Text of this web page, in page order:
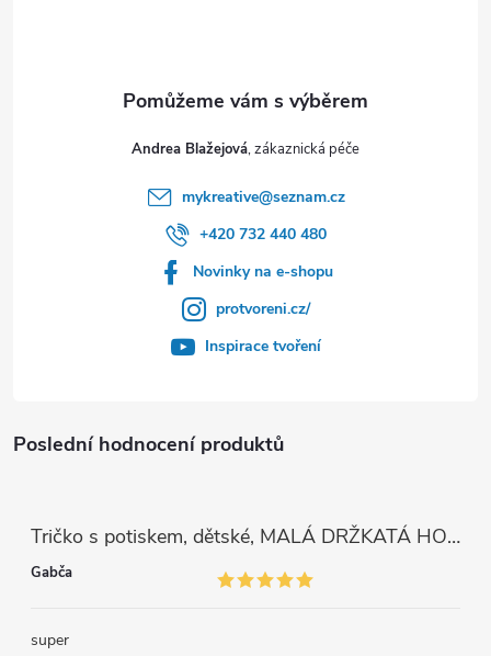
Poslední hodnocení produktů
Tričko s potiskem, dětské, MALÁ DRŽKATÁ HOLKA, 1 ks
Gabča
super
Andrea Blažejová
mykreative@seznam.cz
+420 732 440 480
Novinky na e-shopu
protvoreni.cz/
Inspirace tvoření